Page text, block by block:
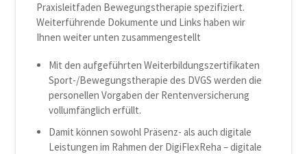
Praxisleitfaden Bewegungstherapie spezifiziert.
Weiterführende Dokumente und Links haben wir
Ihnen weiter unten zusammengestellt
Mit den aufgeführten Weiterbildungszertifikaten
Sport-/Bewegungstherapie des DVGS werden die
personellen Vorgaben der Rentenversicherung
vollumfänglich erfüllt.
Damit können sowohl Präsenz- als auch digitale
Leistungen im Rahmen der DigiFlexReha – digitale